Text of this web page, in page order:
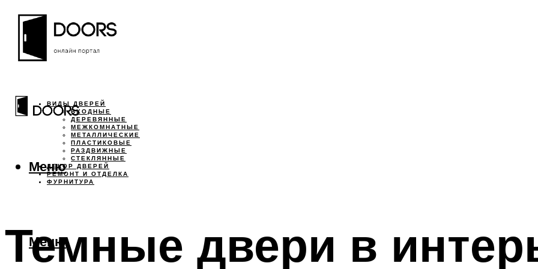
ВИДЫ ДВЕРЕЙ
ВХОДНЫЕ
ДЕРЕВЯННЫЕ
МЕЖКОМНАТНЫЕ
МЕТАЛЛИЧЕСКИЕ
ПЛАСТИКОВЫЕ
РАЗДВИЖНЫЕ
СТЕКЛЯННЫЕ
ДЕКОР ДВЕРЕЙ
РЕМОНТ И ОТДЕЛКА
ФУРНИТУРА
Меню
Меню
Темные двери в